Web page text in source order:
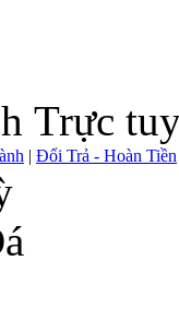
Trực
| Đổi Trả - Hoàn Tiền